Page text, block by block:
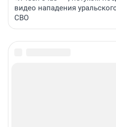
видео нападения
СВО